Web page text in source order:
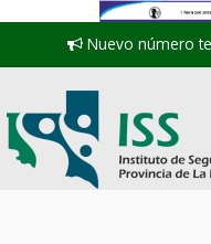
Nuevo número